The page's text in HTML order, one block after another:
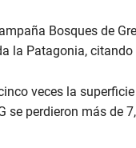
Bosques de
la Patagonia,
veces la
se perdieron más de